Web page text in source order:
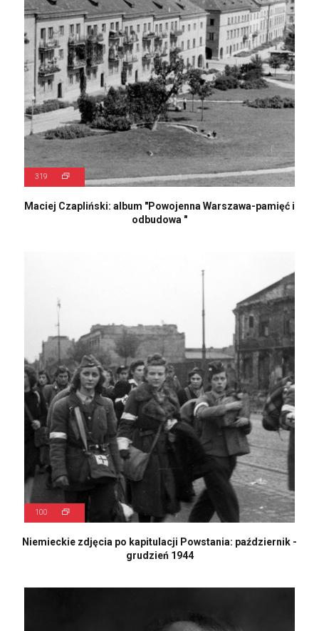
319
Maciej Czapliński: album "Powojenna Warszawa-pamięć i
odbudowa "
100
Niemieckie zdjęcia po kapitulacji Powstania: październik -
grudzień 1944